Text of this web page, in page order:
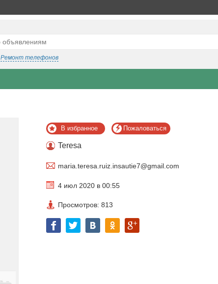
Ремонт телефонов
В избранное Пожаловаться
Teresa
maria.teresa.ruiz.insautie7@gmail.com
4 июл 2020 в 00:55
Просмотров: 813